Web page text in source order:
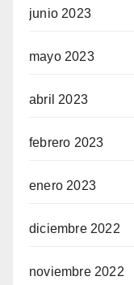
junio 2023
mayo 2023
abril 2023
febrero 2023
enero 2023
diciembre 2022
noviembre 2022